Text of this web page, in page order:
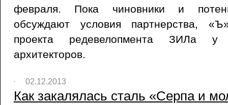
февраля. Пока чиновники и
обсуждают условия партнерства,
проекта редевелопмента ЗИЛа у
архитекторов.
02.12.2013
Как закалялась сталь «Серпа и